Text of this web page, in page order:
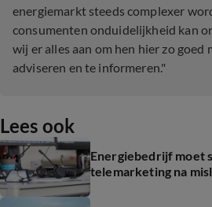
energiemarkt steeds complexer
consumenten onduidelijkheid kan
wij er alles aan om hen hier zo goed
adviseren en te informeren."
Lees ook
Energiebedrijf moet
telemarketing na